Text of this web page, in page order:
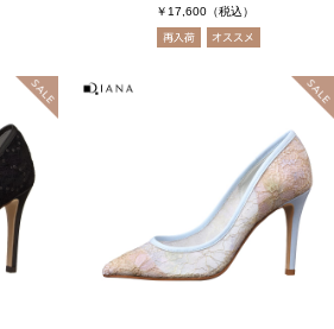
￥17,600 （税込）